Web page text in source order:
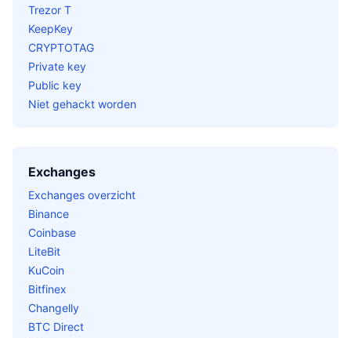
Trezor T
KeepKey
CRYPTOTAG
Private key
Public key
Niet gehackt worden
Exchanges
Exchanges overzicht
Binance
Coinbase
LiteBit
KuCoin
Bitfinex
Changelly
BTC Direct